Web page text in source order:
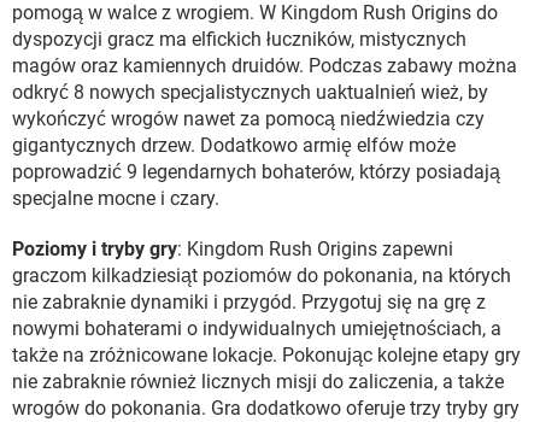
pomogą w walce z wrogiem. W Kingdom Rush Origins do
dyspozycji gracz ma elfickich łuczników, mistycznych
magów oraz kamiennych druidów. Podczas zabawy można
odkryć 8 nowych specjalistycznych uaktualnień wież, by
wykończyć wrogów nawet za pomocą niedźwiedzia czy
gigantycznych drzew. Dodatkowo armię elfów może
poprowadzić 9 legendarnych bohaterów, którzy posiadają
specjalne mocne i czary.
Poziomy i tryby gry: Kingdom Rush Origins zapewni
graczom kilkadziesiąt poziomów do pokonania, na których
nie zabraknie dynamiki i przygód. Przygotuj się na grę z
nowymi bohaterami o indywidualnych umiejętnościach, a
także na zróżnicowane lokacje. Pokonując kolejne etapy gry
nie zabraknie również licznych misji do zaliczenia, a także
wrogów do pokonania. Gra dodatkowo oferuje trzy tryby gry